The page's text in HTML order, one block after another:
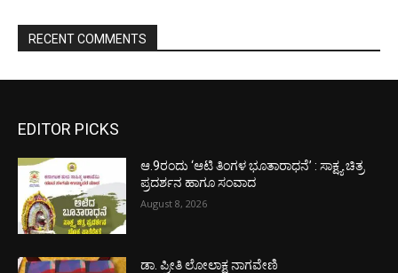
RECENT COMMENTS
EDITOR PICKS
ಆ.9ರಂದು ‘ಆಟಿ ತಿಂಗಳ ಭೂತಾರಾಧನೆ’ : ಸಾಕ್ಷ್ಯ ಚಿತ್ರ
ಪ್ರದರ್ಶನ ಹಾಗೂ ಸಂವಾದ
August 8, 2026
ಡಾ. ಪ್ರೀತಿ ಲೋಲಾಕ್ಷ ನಾಗವೇಣಿ